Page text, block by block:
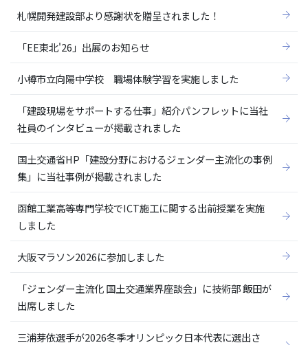
札幌開発建設部より感謝状を贈呈されました！
「EE東北'26」出展のお知らせ
小樽市立向陽中学校 職場体験学習を実施しました
「建設現場をサポートする仕事」紹介パンフレットに当社
社員のインタビューが掲載されました
国土交通省HP「建設分野におけるジェンダー主流化の事例
集」に当社事例が掲載されました
函館工業高等専門学校でICT施工に関する出前授業を実施
しました
大阪マラソン2026に参加しました
「ジェンダー主流化 国土交通業界座談会」に技術部 飯田が
出席しました
三浦芽依選手が2026冬季オリンピック日本代表に選出さ